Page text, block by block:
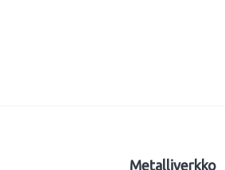
Metalliverkko